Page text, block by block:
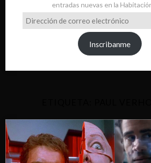
entradas nuevas en la
Dirección
de
Inscribanme